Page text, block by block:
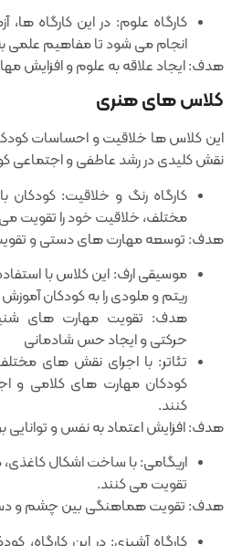
کارگاه علوم: در این کارگاه‌
انجام می ‌شود تا مفاهیم علمی
هدف: ایجاد علاقه به علوم و افزایش
کلاس‌ های هنری
این کلاس ‌ها خلاقیت و احساسات
نقش کلیدی در رشد عاطفی و اجتماعی
کارگاه رنگ و خلاقیت: کودکان
مختلف، خلاقیت خود را تقویت
هدف: توسعه مهارت‌ های دستی و
موسیقی ارف: این کلاس با
ریتم و ملودی را به کودکان
هدف: تقویت مهارت‌ های
حرکتی و ایجاد حس شادمانی
تئاتر: با اجرای نقش‌ های
کودکان مهارت ‌های کلامی و
‌کنند.
هدف: افزایش اعتماد به نفس و توانایی
اریگامی: با ساخت اشکال کاغذی،
تقویت می‌ کنند.
هدف: تقویت هماهنگی بین چشم و